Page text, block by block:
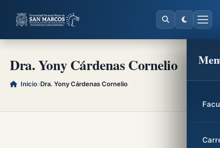
Dra. Yony Cárdenas Cornelio
Inicio Dra. Yony Cárdenas Cornelio